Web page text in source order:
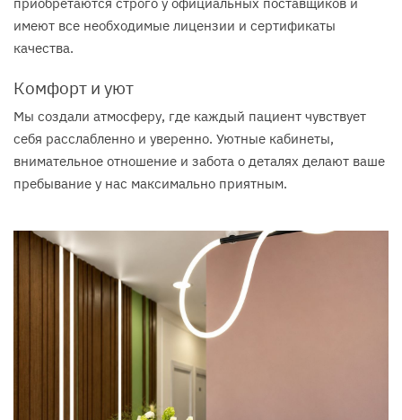
имеют все необходимые лицензии и сертификаты
качества.
Комфорт и уют
Мы создали атмосферу, где каждый пациент чувствует
себя расслабленно и уверенно. Уютные кабинеты,
внимательное отношение и забота о деталях делают ваше
пребывание у нас максимально приятным.